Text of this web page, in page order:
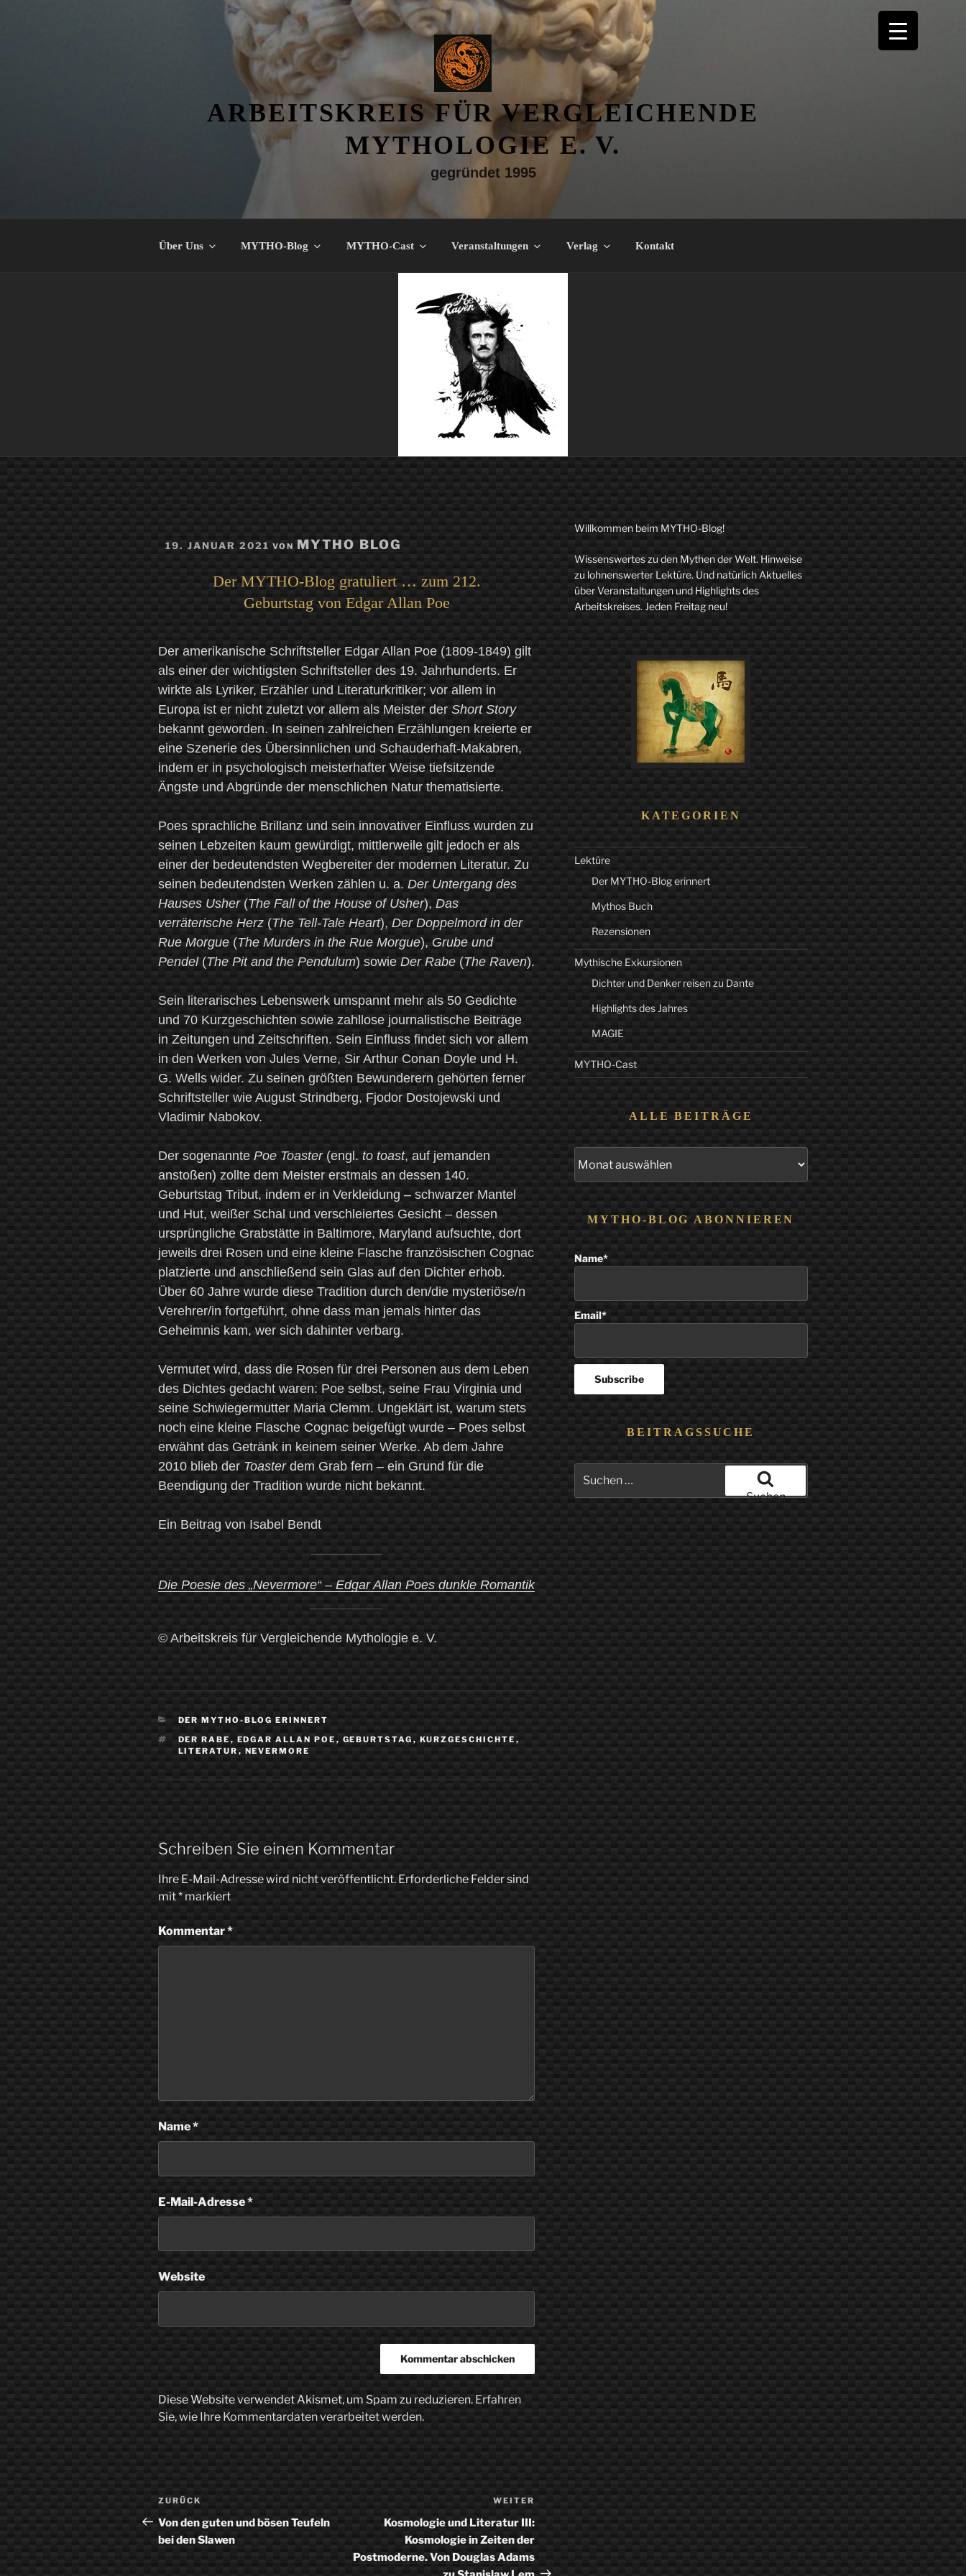
ARBEITSKREIS FÜR VERGLEICHENDE
MYTHOLOGIE E. V.
gegründet 1995
Über Uns MYTHO-Blog MYTHO-Cast Veranstaltungen Verlag Kontakt
VERÖFFENTLICHT
AM
19. JANUAR 2021 VON MYTHO BLOG
Der MYTHO-Blog gratuliert … zum 212.
Geburtstag von Edgar Allan Poe
Der amerikanische Schriftsteller Edgar Allan Poe (1809-1849) gilt
als einer der wichtigsten Schriftsteller des 19. Jahrhunderts. Er
wirkte als Lyriker, Erzähler und Literaturkritiker; vor allem in
Europa ist er nicht zuletzt vor allem als Meister der Short Story
bekannt geworden. In seinen zahlreichen Erzählungen kreierte er
eine Szenerie des Übersinnlichen und Schauderhaft-Makabren,
indem er in psychologisch meisterhafter Weise tiefsitzende
Ängste und Abgründe der menschlichen Natur thematisierte.
Poes sprachliche Brillanz und sein innovativer Einfluss wurden zu
seinen Lebzeiten kaum gewürdigt, mittlerweile gilt jedoch er als
einer der bedeutendsten Wegbereiter der modernen Literatur. Zu
seinen bedeutendsten Werken zählen u. a. Der Untergang des
Hauses Usher(The Fall of the House of Usher), Das
verräterische Herz (The Tell-Tale Heart), Der Doppelmord in der
Rue Morgue (The Murders in the Rue Morgue), Grube und
Pendel (The Pit and the Pendulum) sowie Der Rabe (The Raven).
Sein literarisches Lebenswerk umspannt mehr als 50 Gedichte
und 70 Kurzgeschichten sowie zahllose journalistische Beiträge
in Zeitungen und Zeitschriften. Sein Einfluss findet sich vor allem
in den Werken von Jules Verne, Sir Arthur Conan Doyle und H.
G. Wells wider. Zu seinen größten Bewunderern gehörten ferner
Schriftsteller wie August Strindberg, Fjodor Dostojewski und
Vladimir Nabokov.
Der sogenannte Poe Toaster (engl. to toast, auf jemanden
anstoßen) zollte dem Meister erstmals an dessen 140.
Geburtstag Tribut, indem er in Verkleidung – schwarzer Mantel
und Hut, weißer Schal und verschleiertes Gesicht – dessen
ursprüngliche Grabstätte in Baltimore, Maryland aufsuchte, dort
jeweils drei Rosen und eine kleine Flasche französischen Cognac
platzierte und anschließend sein Glas auf den Dichter erhob.
Über 60 Jahre wurde diese Tradition durch den/die mysteriöse/n
Verehrer/in fortgeführt, ohne dass man jemals hinter das
Geheimnis kam, wer sich dahinter verbarg.
Vermutet wird, dass die Rosen für drei Personen aus dem Leben
des Dichtes gedacht waren: Poe selbst, seine Frau Virginia und
seine Schwiegermutter Maria Clemm. Ungeklärt ist, warum stets
noch eine kleine Flasche Cognac beigefügt wurde – Poes selbst
erwähnt das Getränk in keinem seiner Werke. Ab dem Jahre
2010 blieb der Toasterdem Grab fern – ein Grund für die
Beendigung der Tradition wurde nicht bekannt.
Ein Beitrag von Isabel Bendt
Die Poesie des „Nevermore“ – Edgar Allan Poes dunkle Romantik
© Arbeitskreis für Vergleichende Mythologie e. V.
KATEGORIEN
DER MYTHO-BLOG ERINNERT
SCHLAGWÖRTER
DER RABE , EDGAR ALLAN POE , GEBURTSTAG , KURZGESCHICHTE ,
LITERATUR , NEVERMORE
Schreiben Sie einen Kommentar
Ihre E-Mail-Adresse wird nicht veröffentlicht. Erforderliche Felder sind
mit* markiert
Kommentar*
Name*
E-Mail-Adresse*
Website
Diese Website verwendet Akismet, um Spam zu reduzieren. Erfahren
Sie, wie Ihre Kommentardaten verarbeitet werden.
Beitragsnavigation
Vorheriger
Beitrag
ZURÜCK
Von den guten und bösen Teufeln
bei den Slawen
Beitrag
WEITER
Kosmologie und Literatur III:
Kosmologie in Zeiten der
Postmoderne. Von Douglas Adams
Willkommen beim MYTHO-Blog!
Wissenswertes zu den Mythen der Welt. Hinweise
zu lohnenswerter Lektüre. Und natürlich Aktuelles
über Veranstaltungen und Highlights des
Arbeitskreises. Jeden Freitag neu!
KATEGORIEN
Lektüre
Der MYTHO-Blog erinnert
Mythos Buch
Rezensionen
Mythische Exkursionen
Dichter und Denker reisen zu Dante
Highlights des Jahres
MAGIE
MYTHO-Cast
ALLE BEITRÄGE
Beiträge
MYTHO-BLOG ABONNIEREN
Name*
Email*
BEITRAGSSUCHE
nach:
Suchen